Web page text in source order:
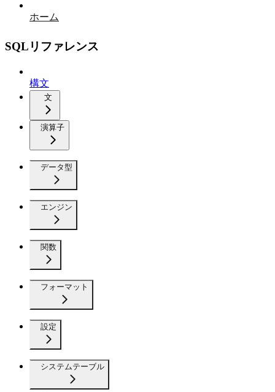
ホーム
SQLリファレンス
構文
文
演算子
データ型
エンジン
関数
フォーマット
設定
システムテーブル